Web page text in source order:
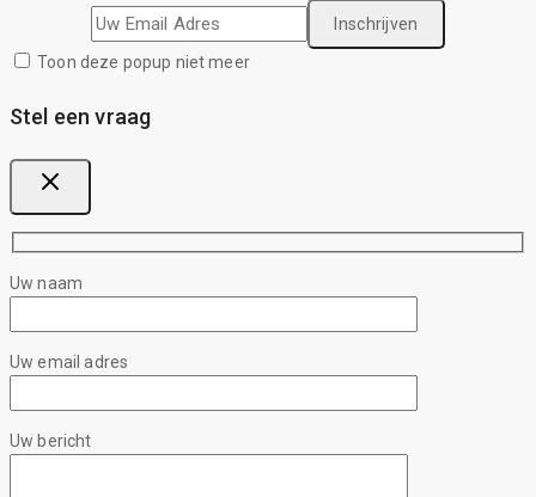
Toon deze popup niet meer
Stel een vraag
Uw naam
Uw email adres
Uw bericht